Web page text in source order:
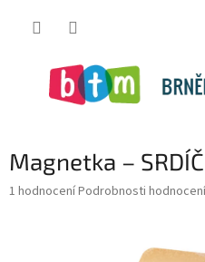
Magnetka –
Průměrné
1 hodnoceníPodrobnosti hodnocení